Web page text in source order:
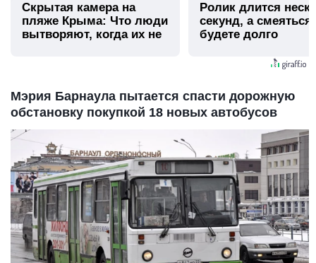
Скрытая камера на
пляже Крыма: Что люди
вытворяют, когда их не
Ролик длится
секунд, а
будете долго
Мэрия Барнаула пытается спасти дорожную
обстановку покупкой 18 новых автобусов